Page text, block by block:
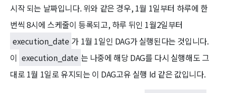
시작 되는 날짜입니다. 위와 같은 경우, 1월 1일부터 하루에 한
번씩 8시에 스케줄이 등록되고, 하루 뒤인 1월2일부터
execution_date 가 1월 1일인 DAG가 실행된다는 것입니다.
이 execution_date 는 나중에 해당 DAG를 다시 실행해도 그
대로 1월 1일로 유지되는 이 DAG고유 실행 Id 같은 값입니다.